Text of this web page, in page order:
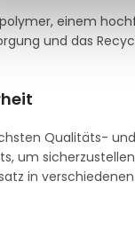
einem
und das
Qualitäts-
um
in